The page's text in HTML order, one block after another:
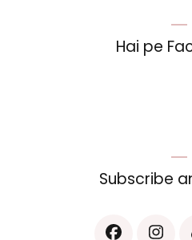
Hai pe
Subscribe